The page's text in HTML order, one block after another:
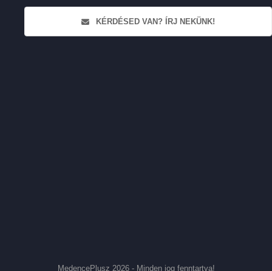
KÉRDÉSED VAN? ÍRJ NEKÜNK!
MedencePlusz 2026 - Minden jog fenntartva!